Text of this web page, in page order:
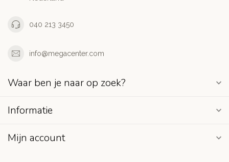
040 213 3450
info@megacenter.com
Waar ben je naar op zoek?
Informatie
Mijn account